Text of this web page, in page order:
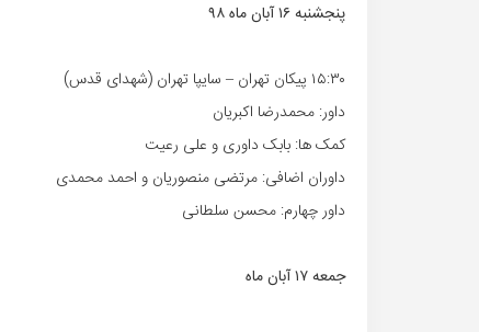
پنجشنبه ۱۶ آبان ماه ۹۸
۱۵:۳۰ پیکان تهران – سایپا تهران (شهدای قدس)
داور: محمدرضا اکبریان
کمک ها: بابک داوری و علی رعیت
داوران اضافی: مرتضی منصوریان و احمد محمدی
داور چهارم: محسن سلطانی
جمعه ۱۷ آبان ماه